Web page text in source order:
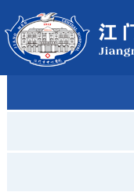
医院
简介
来院
导航
就诊
指引